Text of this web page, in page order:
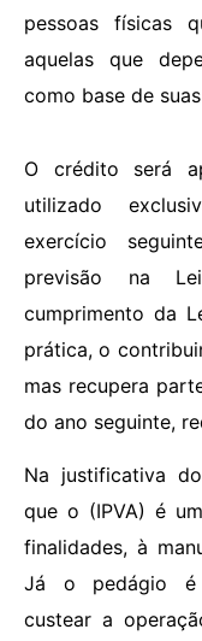
pessoas físicas
aquelas que
como base de
O crédito será
utilizado
exercício
previsão na
cumprimento da
prática, o
mas recupera
do ano seguinte,
Na justificativa
que o (IPVA) é
finalidades, à
Já o pedágio é
custear a